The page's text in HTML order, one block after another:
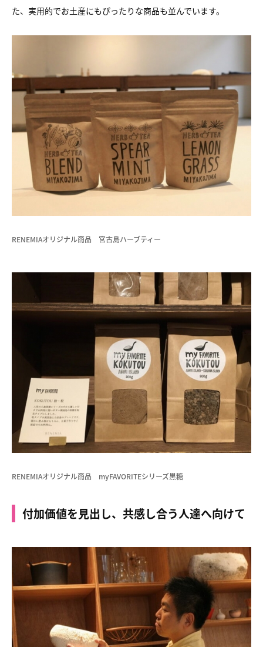
た、実用的でお土産にもぴったりな商品も並んでいます。
RENEMIAオリジナル商品 宮古島ハーブティー
RENEMIAオリジナル商品 myFAVORITEシリーズ黒糖
付加価値を見出し、共感し合う人達へ向けて